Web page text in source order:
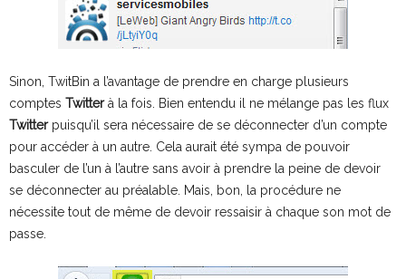
Sinon, TwitBin a l’avantage de prendre en charge plusieurs
comptes Twitterà la fois. Bien entendu il ne mélange pas les flux
Twitterpuisqu’il sera nécessaire de se déconnecter d’un compte
pour accéder à un autre. Cela aurait été sympa de pouvoir
basculer de l’un à l’autre sans avoir à prendre la peine de devoir
se déconnecter au préalable. Mais, bon, la procédure ne
nécessite tout de même de devoir ressaisir à chaque son mot de
passe.